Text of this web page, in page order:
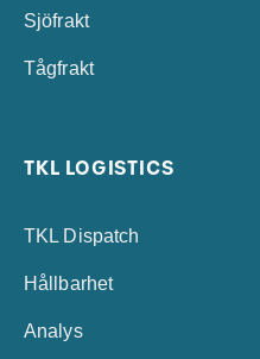
Sjöfrakt
Tågfrakt
TKL LOGISTICS
TKL Dispatch
Hållbarhet
Analys